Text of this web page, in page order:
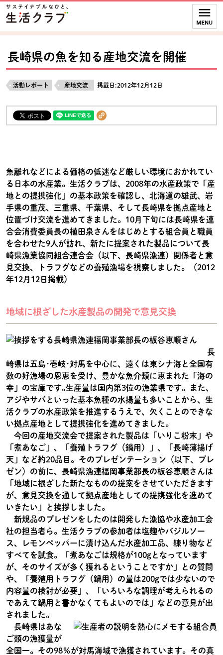
ページの先頭です。
本文へジャンプする。
ここからサイト内共通メニューです。
サイト内共通メニューをスキップする
サイト内共通メニューここまで。
長崎県の魚を知る産地交流を開催
活動レポート 産地交流 掲載日:2012年12月12日
魚離れなどによる価格の低迷など厳しい環境におかれてい
る日本の水産業。生活クラブは、2008年の水産政策で「産
地との提携強化」の基本政策を確認し、北海道の雄武、岩
手県の重茂、三重県、千葉県、そして長崎県を拠点産地と
位置づけ交流を進めてきました。10月下旬には長崎県を連
合会消費委員長の植田泉さんをはじめとする組合員と職員
を合わせた9人が訪れ、新たに提案された製品について長
崎県漁業協同組合連合会（以下、長崎県漁連）関係者と意
見交換、トラフグなどの養殖漁場を視察しました。（2012
年12月12日掲載）
地域に根ざした水産製品の開発で意見交換
長
崎県は五島･壱岐･対馬を中心に、遠くは東シナ海と全国有
数の好漁場の恩恵を受け、豊かな魚介類に恵まれた「海の
幸」の宝庫です｡生産量は国内第3位の漁業県です。また、
アジやサバといった基本魚種の水揚量も多いことから、生
活クラブの水産政策を推進するうえで、欠くことのできな
い拠点産地として提携強化を進めてきました。
今回の産地交流会で提案された製品は「いりこ粉末」や
「煮あなご」、「養殖トラフグ（鍋用）」、「長崎薄揚げ
天」など約20品目。そのプレゼンテーション（以下、プレ
ゼン）の前に、長崎県漁連福岡事業部長の板谷恵順さんは
「地域に根ざした新たなものの提案をさせていただきます
が、意見交換を通して拠点産地としての提携強化を進めて
いきたい」と挨拶しました。
新規品のプレゼンをしたのは開発した漁協や水産加工会
社の担当者ら。生活クラブの参加者は塩麹やバジルソー
ス、レモンペッパーに漬け込んだ水産加工品、練り物など
すべてを試食。「煮あなごは規格が100gとなっています
が、そのサイズが多く獲れるということですか」との質問
や、「養殖用トラフグ（鍋用）の量は200gでは少ないので
内容量の検討が必要」、「いろいろな調理が考えられるの
であえて鍋用と書かなくてもよいのでは」などの意見が出
されました。
長崎県はあな
ご類の漁獲量が
全国一。その98％が対馬海域で漁獲されています。その真